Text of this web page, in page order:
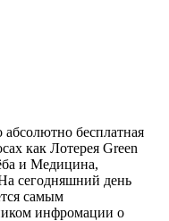
бесплатная
как Лотерея Green
и Медицина,
сегодняшний день
самым
инфромации о